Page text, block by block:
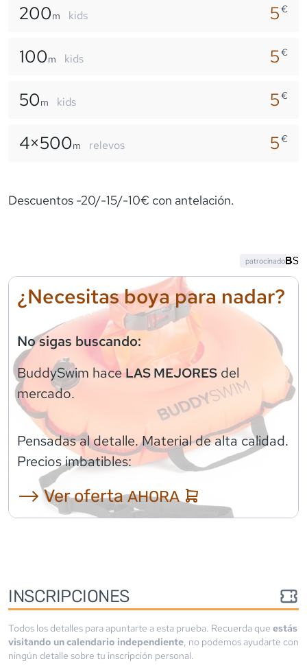
200m kids 5€
100m kids 5€
50m kids 5€
4×500m relevos 5€
Descuentos -20/-15/-10€ con antelación.
¿Necesitas boya para nadar?
No sigas buscando:
BuddySwim haceLAS MEJORES del
mercado.
Pensadas al detalle. Material de alta calidad.
Precios imbatibles:
⟶ Ver ofertaAHORA
patrocinado
INSCRIPCIONES
Todos los detalles para apuntarte a esta prueba. Recuerda que estás
visitando un calendario independiente, no podemos ayudarte con
ningún detalle sobre tu inscripción personal.